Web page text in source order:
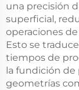
una precisión
superficial,
operaciones
Esto se
tiempos de
la fundición
geometrías